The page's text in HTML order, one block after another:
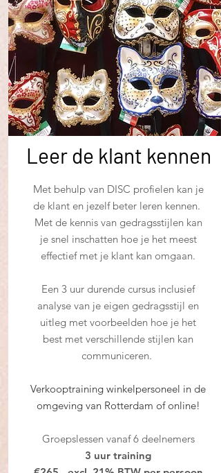
Leer de klant kennen
Met behulp van DISC profielen kan je
de klant en jezelf beter leren kennen.
Met de kennis van gedragsstijlen kan
je snel inschatten hoe je het meest
effectief met je klant kan omgaan.
Een 3 uur durende cursus inclusief
analyse van je eigen gedragsstijl en
uitleg met voorbeelden hoe je het
best met verschillende stijlen kan
communiceren.
Verkooptraining winkelpersoneel in de
omgeving van Rotterdam of online!
Groepslessen vanaf 6 deelnemers
3 uur training